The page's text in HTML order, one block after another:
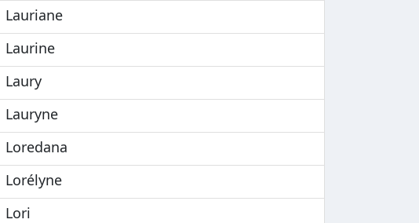
Lauriane
Laurine
Laury
Lauryne
Loredana
Lorélyne
Lori